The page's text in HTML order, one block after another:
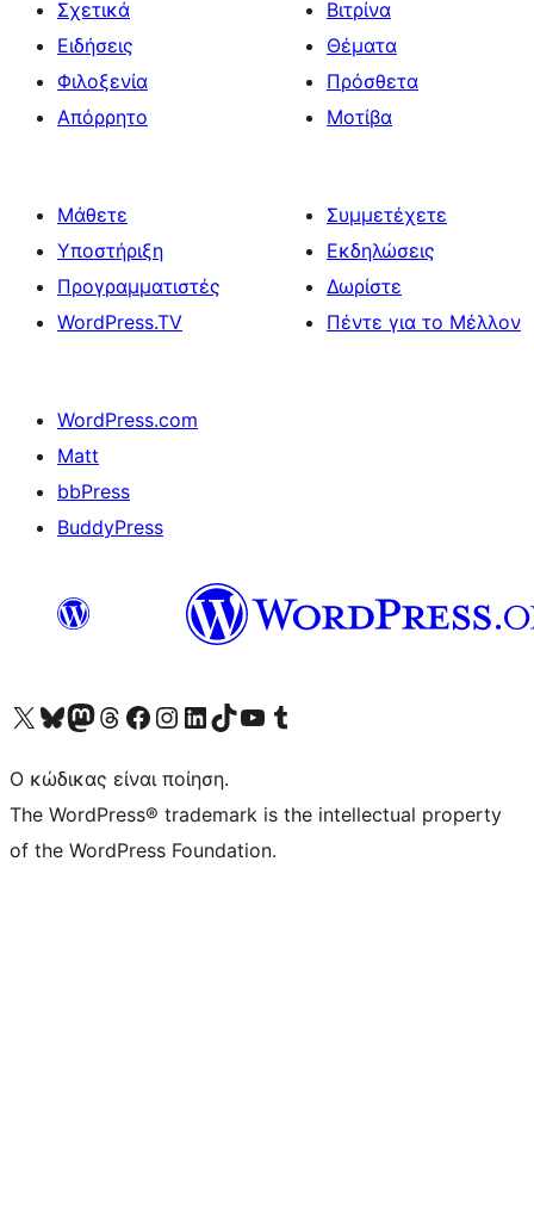
Σχετικά
Ειδήσεις
Φιλοξενία
Απόρρητο
Βιτρίνα
Θέματα
Πρόσθετα
Μοτίβα
Μάθετε
Υποστήριξη
Προγραμματιστές
WordPress.TV
Συμμετέχετε
Εκδηλώσεις
Δωρίστε
Πέντε για το Μέλλον
WordPress.com
Matt
bbPress
BuddyPress
Visit our X (formerly Twitter) account
Visit our Bluesky account
Επισκεφθείτε τον λογαριασμό μας στο Mastodon
Visit our Threads account
Επισκεφτείτε τη σελίδα μας στο Facebook
Επισκεφθείτε τον λογαριασμό μας Instagram
Επισκεφθείτε τον λογαριασμό μας LinkedIn
Visit our TikTok account
Visit our YouTube channel
Visit our Tumblr account
Ο κώδικας είναι ποίηση.
The WordPress® trademark is the intellectual property
of the WordPress Foundation.